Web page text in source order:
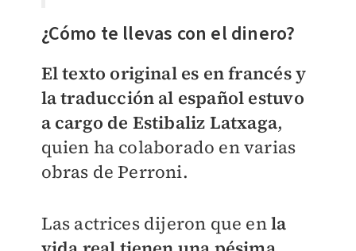
¿Cómo te llevas con el dinero?
El texto original es en francés y
la traducción al español estuvo
a cargo de Estibaliz Latxaga,
quien ha colaborado en varias
obras de Perroni.
Las actrices dijeron que enla